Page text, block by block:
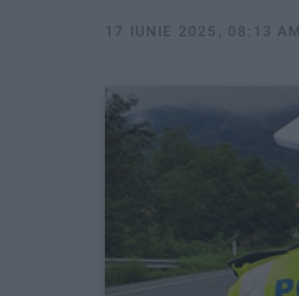
17 IUNIE 2025, 08:13 AM